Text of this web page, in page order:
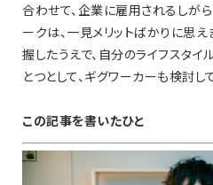
合わせて、企業に雇用されるしが
ークは、一見メリットばかりに思
握したうえで、自分のライフスタ
とつとして、ギグワーカーも検討し
この記事を書いたひと